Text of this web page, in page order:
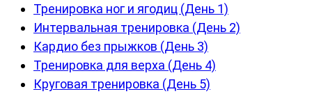
Тренировка ног и ягодиц (День 1)
Интервальная тренировка (День 2)
Кардио без прыжков (День 3)
Тренировка для верха (День 4)
Круговая тренировка (День 5)